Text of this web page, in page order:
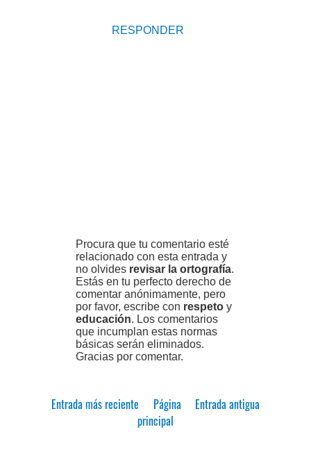
RESPONDER
Procura que tu comentario esté
relacionado con esta entrada y
no olvides revisar la ortografía.
Estás en tu perfecto derecho de
comentar anónimamente, pero
por favor, escribe con respeto y
educación. Los comentarios
que incumplan estas normas
básicas serán eliminados.
Gracias por comentar.
Entrada más reciente Entrada antigua
Página
principal